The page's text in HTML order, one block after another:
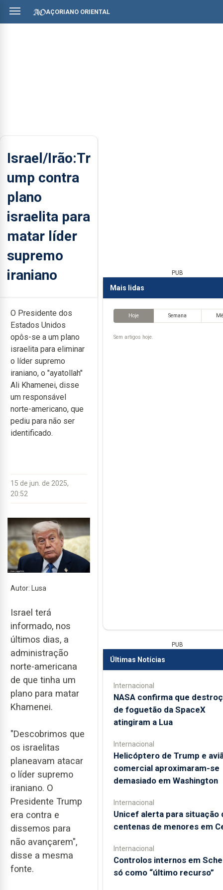
AÇORIANO ORIENTAL
Israel/Irão:Tr
ump contra
plano
israelita para
matar líder
supremo
iraniano
O Presidente dos
Estados Unidos
opôs-se a um plano
israelita para eliminar
o líder supremo
iraniano, o "ayatollah"
Ali Khamenei, disse
um responsável
norte-americano, que
pediu para não ser
identificado.
15 de jun. de 2025,
20:52
Autor: Lusa
Israel terá
informado, nos
últimos dias, a
administração
norte-americana
de que tinha um
plano para matar
Khamenei.
"Descobrimos que
os israelitas
planeavam atacar
o líder supremo
iraniano. O
Presidente Trump
era contra e
dissemos para
não avançarem",
disse a mesma
fonte.
PUB
Mais lidas
Hoje Semana
Sem artigos hoje.
PUB
Últimas Notícias
Internacional
NASA confirma que
de foguetão da SpaceX
atingiram a Lua
Internacional
Helicóptero de Trump e
comercial aproximaram-se
demasiado em Washington
Internacional
Unicef alerta para situação
centenas de menores em
Internacional
Controlos internos em
só como “último recurso”